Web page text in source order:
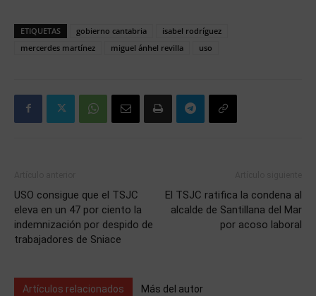
ETIQUETAS gobierno cantabria
isabel rodríguez
mercerdes martínez
miguel ánhel revilla uso
USO consigue que el TSJC
eleva en un 47 por ciento la
indemnización por despido de
trabajadores de Sniace
El TSJC ratifica la condena al
alcalde de Santillana del Mar
por acoso laboral
Artículos relacionados Más del autor